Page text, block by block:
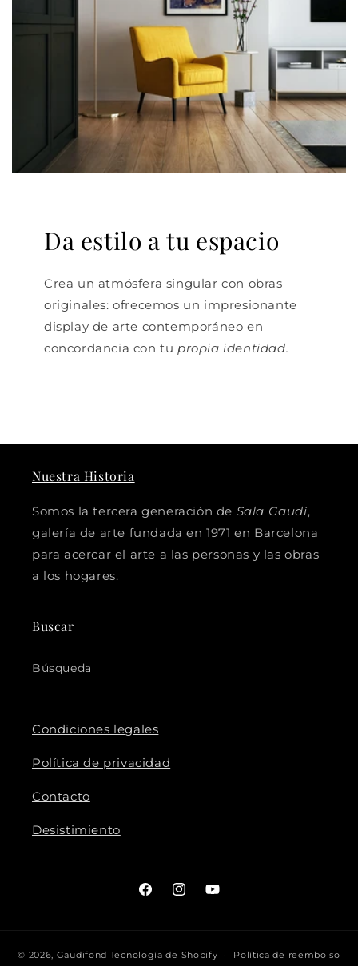
Da estilo a tu espacio
Crea un atmósfera singular con obras
originales: ofrecemos un impresionante
display de arte contemporáneo en
concordancia con tu propia identidad.
Nuestra Historia
Somos la tercera generación de Sala Gaudí,
galería de arte fundada en 1971 en Barcelona
para acercar el arte a las personas y las obras
a los hogares.
Buscar
Búsqueda
Condiciones legales
Política de privacidad
Contacto
Desistimiento
FacebookInstagramYouTube
© 2026, Gaudifond Tecnología de Shopify Política de reembolso